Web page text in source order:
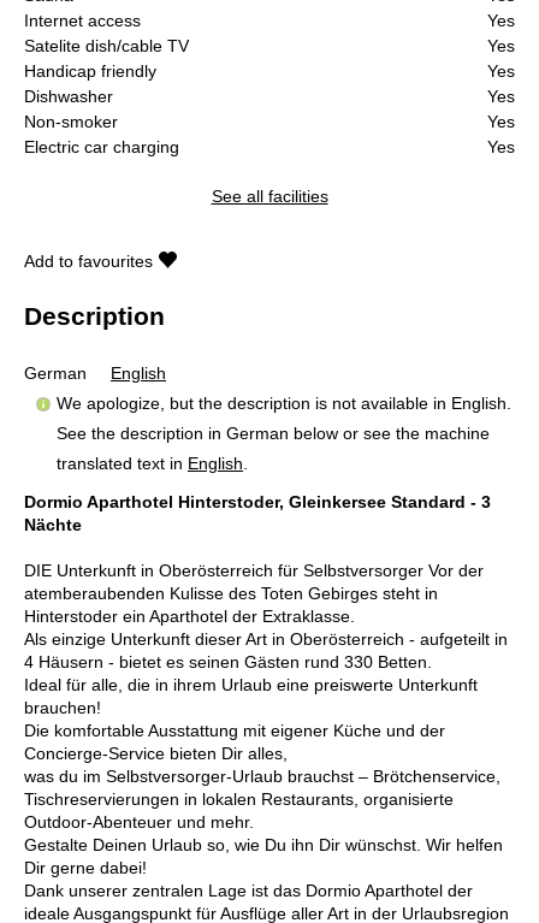
Internet access
Yes
Satelite dish/cable TV
Yes
Handicap friendly
Yes
Dishwasher
Yes
Non-smoker
Yes
Electric car charging
Yes
See all facilities
Add to favourites
Description
German
English
We apologize, but the description is not available in English.
See the description in German below or see the machine
translated text in English
Dormio Aparthotel Hinterstoder, Gleinkersee Standard - 3
Nächte
DIE Unterkunft in Oberösterreich für Selbstversorger Vor der
atemberaubenden Kulisse des Toten Gebirges steht in
Hinterstoder ein Aparthotel der Extraklasse.
Als einzige Unterkunft dieser Art in Oberösterreich - aufgeteilt in
4 Häusern - bietet es seinen Gästen rund 330 Betten.
Ideal für alle, die in ihrem Urlaub eine preiswerte Unterkunft
brauchen!
Die komfortable Ausstattung mit eigener Küche und der
Concierge-Service bieten Dir alles,
was du im Selbstversorger-Urlaub brauchst – Brötchenservice,
Tischreservierungen in lokalen Restaurants, organisierte
Outdoor-Abenteuer und mehr.
Gestalte Deinen Urlaub so, wie Du ihn Dir wünschst. Wir helfen
Dir gerne dabei!
Dank unserer zentralen Lage ist das Dormio Aparthotel der
ideale Ausgangspunkt für Ausflüge aller Art in der Urlaubsregion